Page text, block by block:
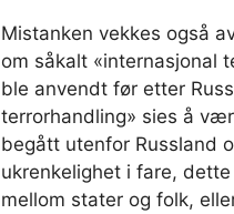
Mistanken vekkes også
om såkalt «internasjonal
ble anvendt før etter
terrorhandling» sies å
begått utenfor Russland
ukrenkelighet i fare,
mellom stater og folk,